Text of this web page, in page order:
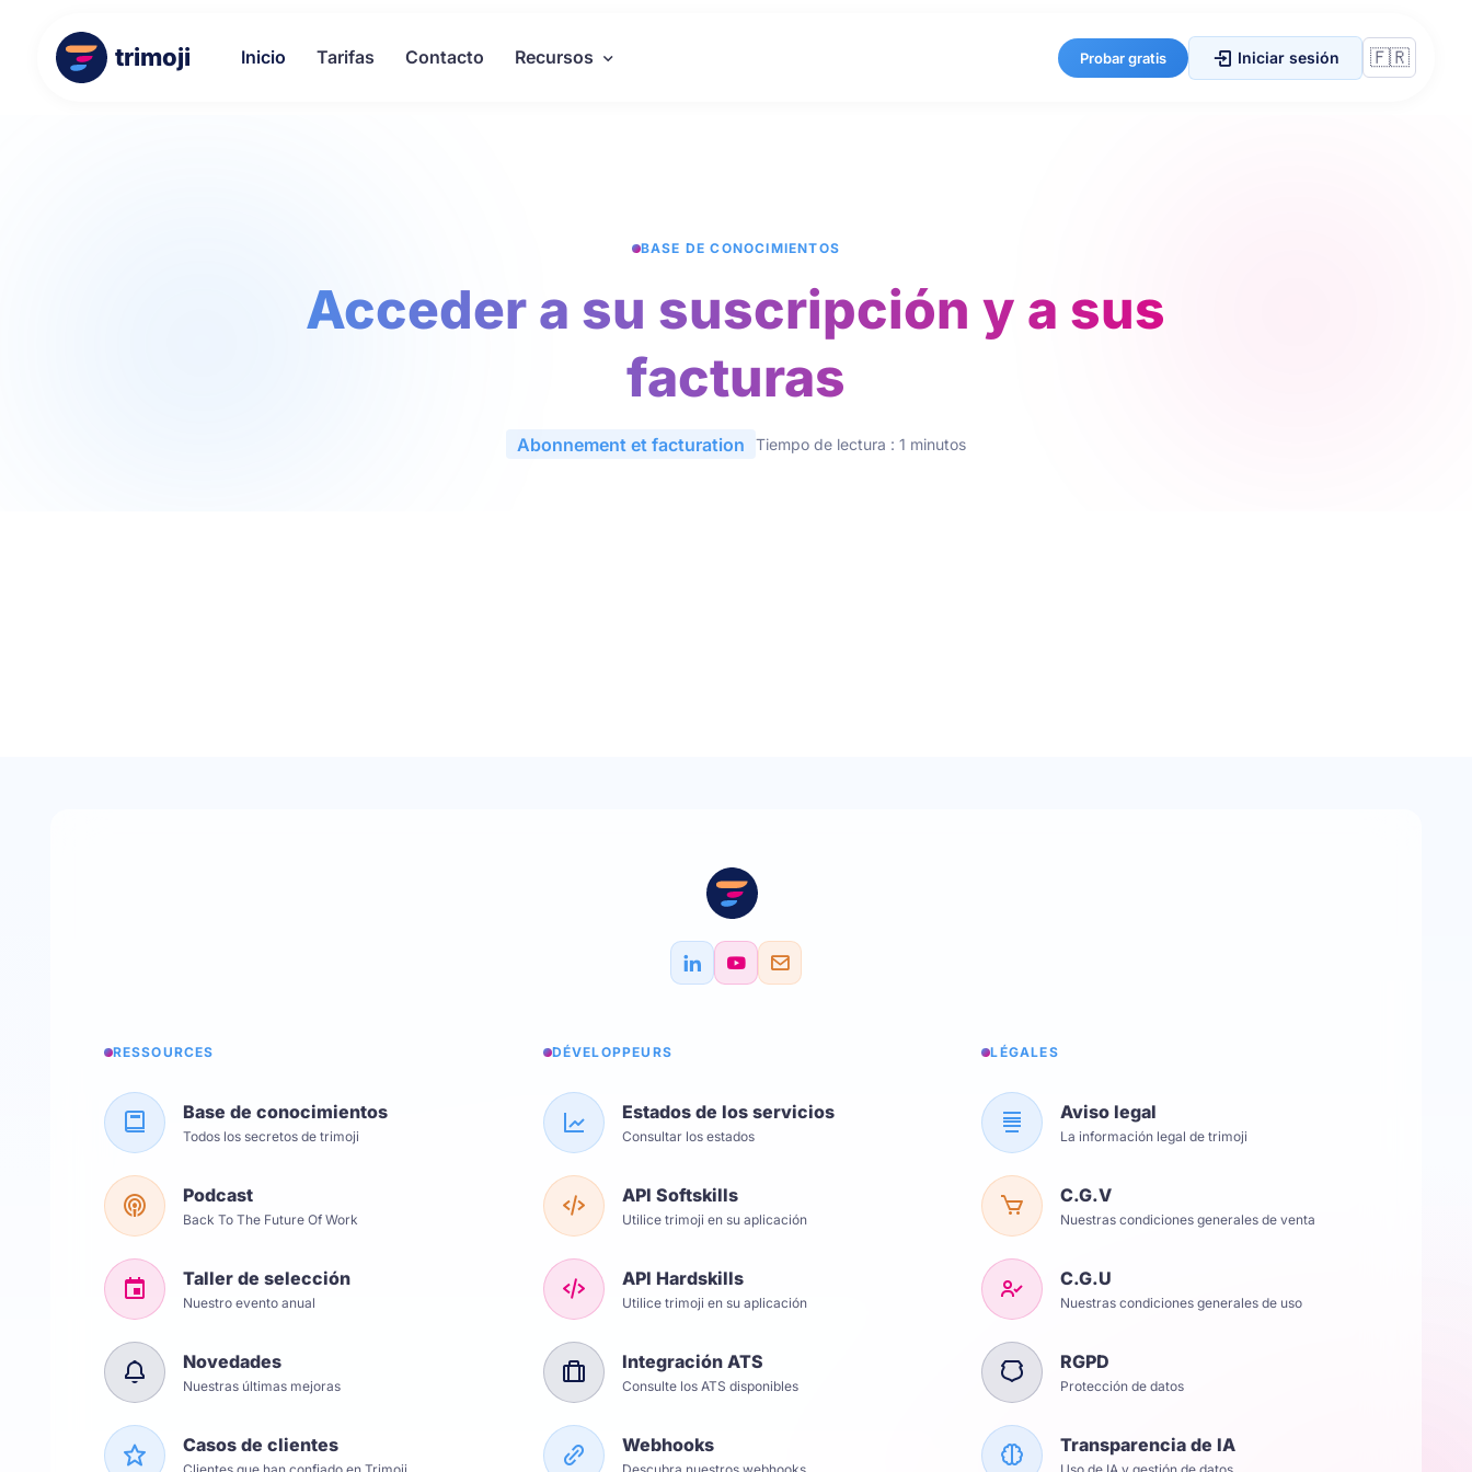
trimoji Inicio Tarifas Contacto Recursos Probar gratis Iniciar sesión
BASE DE CONOCIMIENTOS
Acceder a su suscripción y a sus
facturas
Abonnement et facturation Tiempo de lectura : 1 minutos
RESSOURCES
Base de conocimientos
Todos los secretos de trimoji
Podcast
Back To The Future Of Work
Taller de selección
Nuestro evento anual
Novedades
Nuestras últimas mejoras
Casos de clientes
DÉVELOPPEURS
Estados de los servicios
Consultar los estados
API Softskills
Utilice trimoji en su aplicación
API Hardskills
Utilice trimoji en su aplicación
Integración ATS
Consulte los ATS disponibles
Webhooks
LÉGALES
Aviso legal
La información legal de trimoji
C.G.V
Nuestras condiciones generales de venta
C.G.U
Nuestras condiciones generales de uso
RGPD
Protección de datos
Transparencia de IA